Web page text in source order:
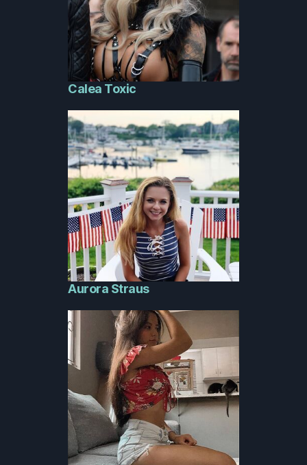
Calea Toxic
Aurora Straus